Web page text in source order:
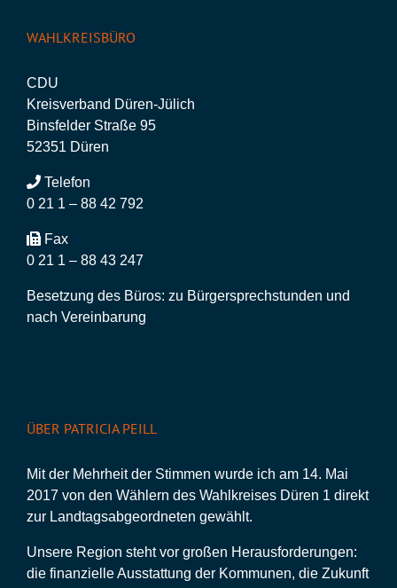
WAHLKREISBÜRO
CDU
Kreisverband Düren-Jülich
Binsfelder Straße 95
52351 Düren
Telefon
0 21 1 – 88 42 792
Fax
0 21 1 – 88 43 247
Besetzung des Büros: zu Bürgersprechstunden und
nach Vereinbarung
ÜBER PATRICIA PEILL
Mit der Mehrheit der Stimmen wurde ich am 14. Mai
2017 von den Wählern des Wahlkreises Düren 1 direkt
zur Landtagsabgeordneten gewählt.
Unsere Region steht vor großen Herausforderungen:
die finanzielle Ausstattung der Kommunen, die Zukunft